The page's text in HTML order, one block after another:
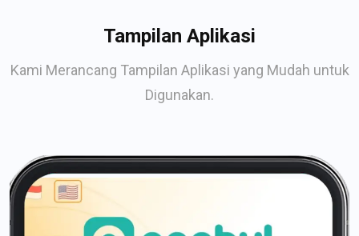
Tampilan Aplikasi
Kami Merancang Tampilan Aplikasi yang Mudah untuk
Digunakan.